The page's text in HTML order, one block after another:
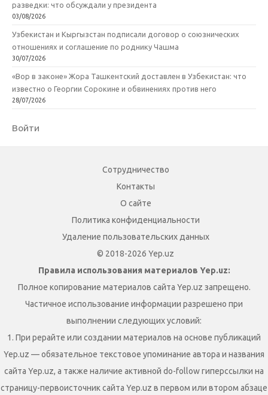
разведки: что обсуждали у президента
03/08/2026
Узбекистан и Кыргызстан подписали договор о союзнических
отношениях и соглашение по роднику Чашма
30/07/2026
«Вор в законе» Жора Ташкентский доставлен в Узбекистан: что
известно о Георгии Сорокине и обвинениях против него
28/07/2026
Войти
Сотрудничество
Контакты
О сайте
Политика конфиденциальности
Удаление пользовательских данных
© 2018-2026 Yep.uz
Правила использования материалов Yep.uz:
Полное копирование материалов сайта Yep.uz запрещено.
Частичное использование информации разрешено при
выполнении следующих условий:
1. При рерайте или создании материалов на основе публикаций
Yep.uz — обязательное текстовое упоминание автора и названия
сайта Yep.uz, а также наличие активной do-follow гиперссылки на
страницу-первоисточник сайта Yep.uz в первом или втором абзаце